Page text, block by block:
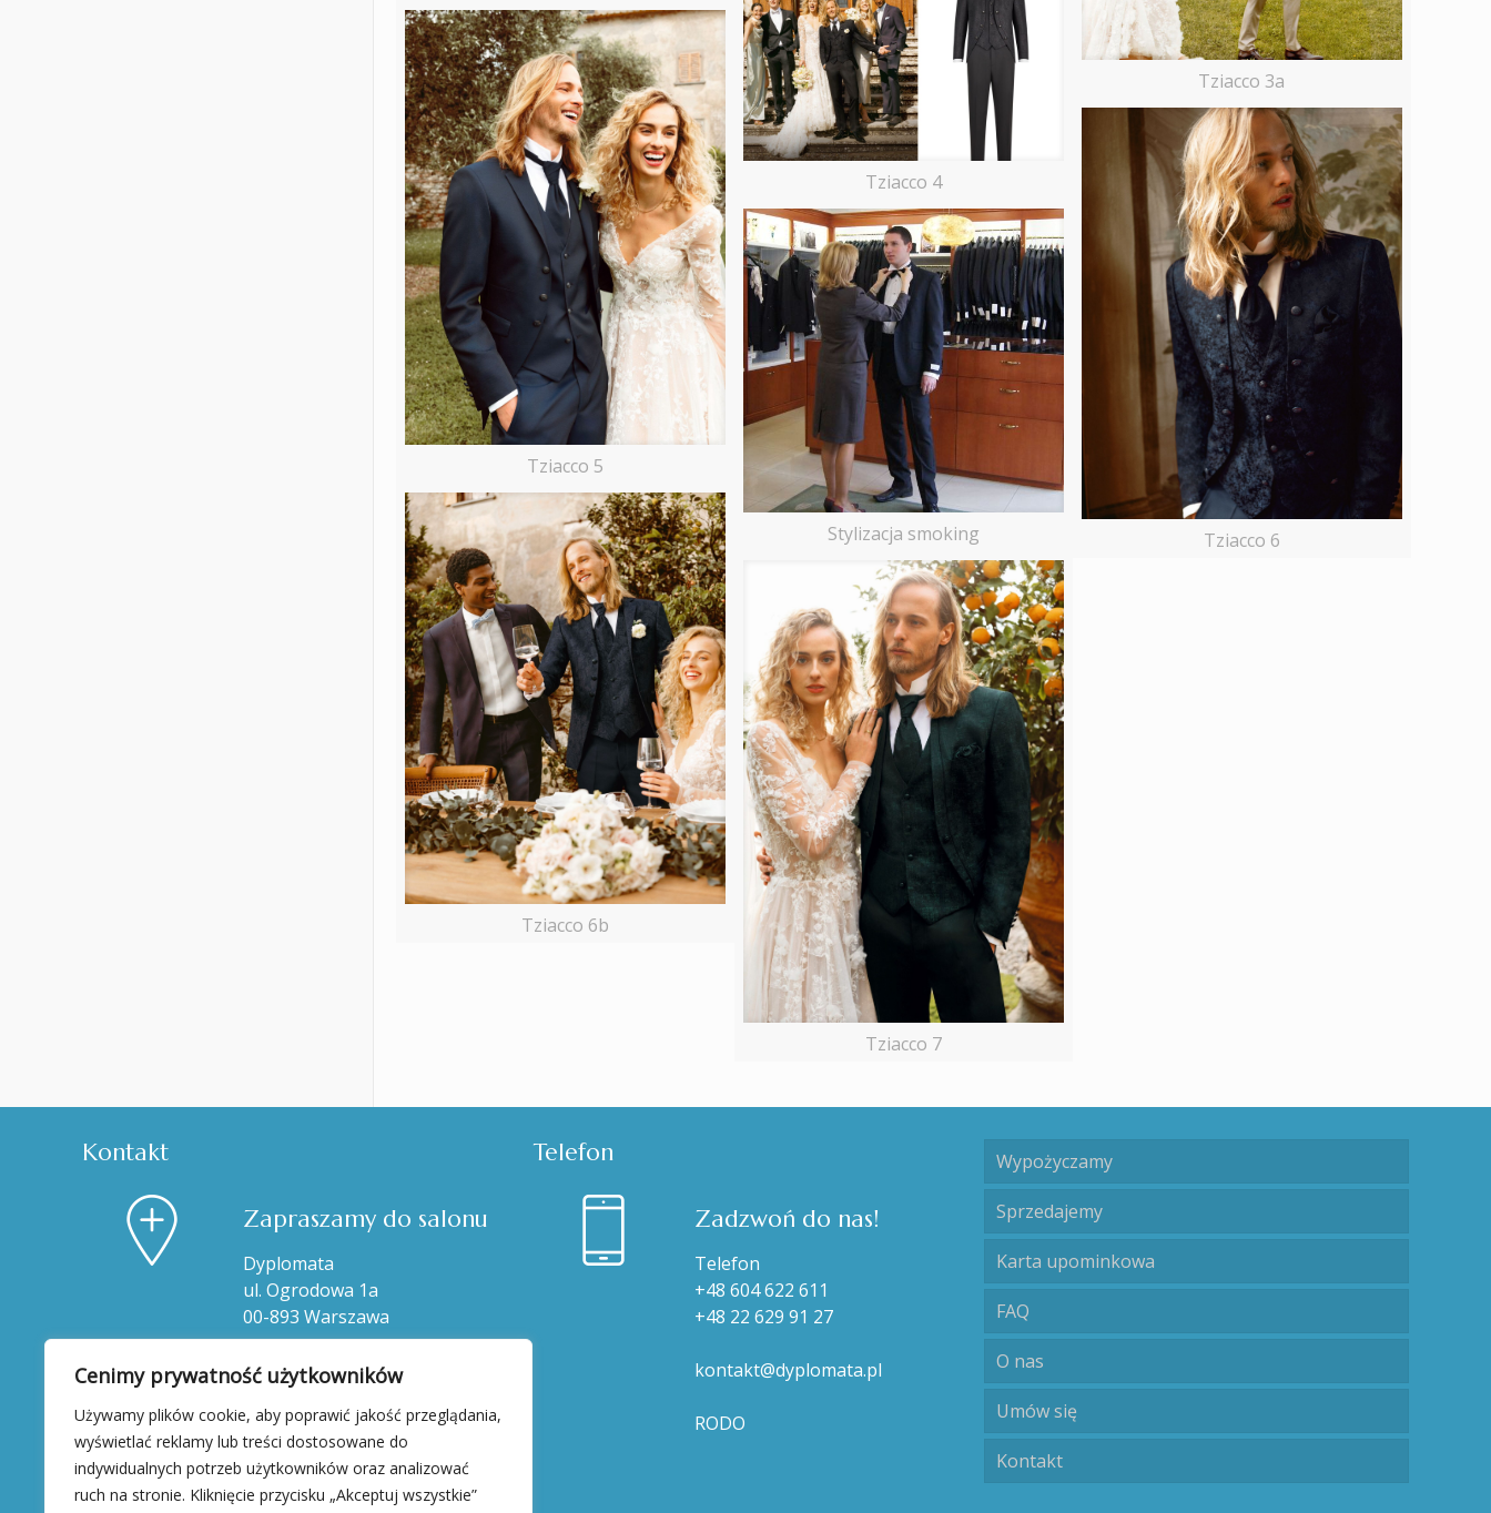
Cenimy prywatność użytkowników
Używamy plików cookie, aby poprawić jakość przeglądania,
wyświetlać reklamy lub treści dostosowane do
indywidualnych potrzeb użytkowników oraz analizować
ruch na stronie. Kliknięcie przycisku „Akceptuj wszystkie”
Tziacco 3a
Tziacco 4
Tziacco 5
Tziacco 6
Stylizacja smoking
Tziacco 6b
Tziacco 7
Kontakt
Zapraszamy do salonu
Dyplomata
ul. Ogrodowa 1a
00-893 Warszawa
Telefon
Zadzwoń do nas!
Telefon
+48 604 622 611
+48 22 629 91 27
kontakt@dyplomata.pl
RODO
Wypożyczamy
Sprzedajemy
Karta upominkowa
FAQ
O nas
Umów się
Kontakt